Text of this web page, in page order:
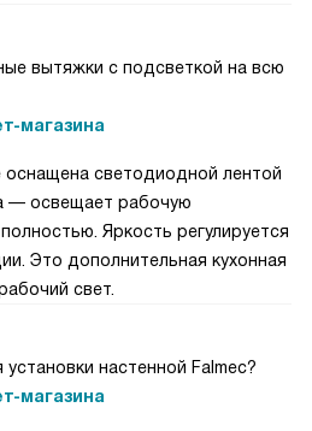
вытяжки с подсветкой на всю
магазина
оснащена светодиодной лентой
— освещает рабочую
Яркость регулируется
Это дополнительная кухонная
свет.
настенной Falmec?
магазина